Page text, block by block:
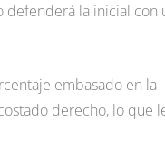
defenderá la inicial con
embasado en la
derecho, lo que